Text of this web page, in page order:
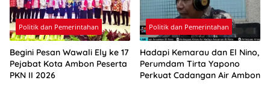
Politik dan Pemerintahan
Begini Pesan Wawali Ely ke 17
Pejabat Kota Ambon Peserta
PKN II 2026
Politik dan Pemerintahan
Hadapi Kemarau dan El Nino,
Perumdam Tirta Yapono
Perkuat Cadangan Air Ambon